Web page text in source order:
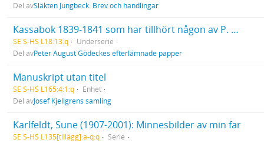
Del avSläkten Jungbeck: Brev och handlingar
Kassabok 1839-1841 som har tillhört någon av P. A. Gödeckes eller hans hustrus föräldrar
SE S-HS L18:13:q
Underserie
Del avPeter August Gödeckes efterlämnade papper
Manuskript utan titel
SE S-HS L165:4:1:q
Enhet
Del avJosef Kjellgrens samling
Karlfeldt, Sune (1907-2001): Minnesbilder av min far
SE S-HS L135[tillägg]:a-q:q
Serie